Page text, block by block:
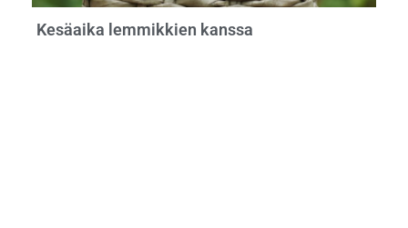
Kesäaika lemmikkien kanssa